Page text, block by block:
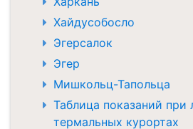
Хайдусобосло
Эгерсалок
Эгер
Мишкольц-Тапольца
Таблица показаний при
термальных курортах